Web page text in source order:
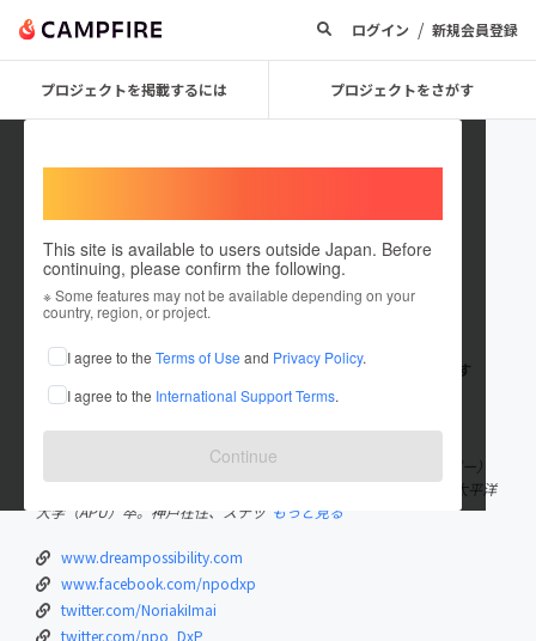
ログイン / 新規会員登録
プロジェクトを掲載するには プロジェクトをさがす
This site is available to users outside Japan. Before
continuing, please confirm the following.
※ Some features may not be available depending on your
country, region, or project.
I agree to the Terms of Use and Privacy Policy.
I agree to the International Support Terms.
Continue
Noriaki Imai
これまでに143回支援して11件のプロジェクトを投稿しています
在住国：日本 現在地：大阪府
出身国：日本 出身地：北海道
今井紀明 （いまい のりあき） ・認定NPO法人D×P（ディーピー）
理事長 ・株式会社SOLIO 代表 1985年札幌生まれ。立命館アジア太平洋
大学（APU）卒。神戸在住、ステッ もっと見る
www.dreampossibility.com
www.facebook.com/npodxp
twitter.com/NoriakiImai
twitter.com/npo_DxP